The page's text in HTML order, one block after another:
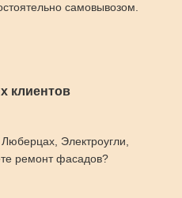
самовывозом.
клиентов
Электроугли,
ремонт фасадов?